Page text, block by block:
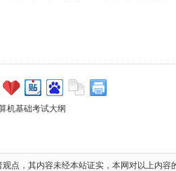
机基础考试大纲
观点，其内容未经本站证实，本网对以上内